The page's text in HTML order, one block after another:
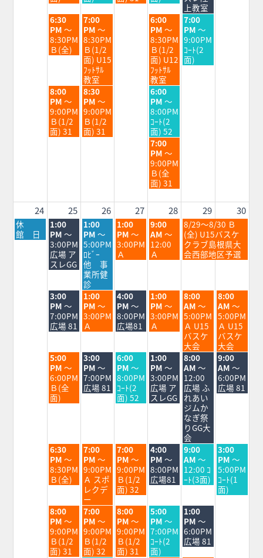
18th
2026
19th
2026
20th
21st
2026
22nd
2026
上教室
火
曜
日,
8
月
6:30
PM ～
8:30PM
Ｂ(全)
水
曜
日,
8
月
19th
2026
7:00
PM ～
8:30PM
Ｂ(1/2
面) U15
ﾌｯﾄｻﾙ
教室
金
曜
日,
8
月
21st
2026
6:00
PM ～
8:30PM
Ｂ(1/2
面) U12
ﾌｯﾄｻﾙ
教室
土
曜
日,
8
月
22nd
7:00
PM ～
9:00PM
ｺｰﾄ(2
面)
火
曜
日,
8
月
18th
8:00
PM ～
9:00PM
Ｂ(1/2
面) 31
水
曜
日,
8
月
19th
8:30
PM ～
9:00PM
Ｂ(1/2
面) 31
金
曜
日,
8
月
21st
2026
6:00
PM ～
8:00PM
ｺｰﾄ(2
面) 52
金
曜
日,
8
月
21st
2026
7:00
PM ～
9:00PM
Ｂ(全
面) 31
24 25 26 27 28 29 30
月
曜
日,
休
館 日
火
曜
日,
8
月
25th
1:00
PM ～
3:00PM
広場 ア
スレGG
水
曜
日,
8
月
26th
2026
1:00
PM ～
5:00PM
ﾛﾋﾞｰ
他 事
業所健
診
木
曜
日,
8
月
1:00
PM ～
3:00PM
Ａ
金
曜
日,
8
月
9:00
AM ～
12:00
Ａ
土
曜
日,
8
月
8/29～8/30 Ｂ
(全) U15バスケ
クラブ島根県大
会西部地区予選
火
曜
日,
8
月
2026
3:00
PM ～
7:00PM
広場 81
水
曜
日,
8
月
2026
1:00
PM ～
3:00PM
Ａ
木
曜
日,
8
月
2026
4:00
PM ～
8:00PM
広場81
金
曜
日,
8
月
2026
1:00
PM ～
3:00PM
Ａ
土
曜
日,
8
月
29th
2026
8:00
AM ～
5:00PM
Ａ U15
バスケ
大会
日
曜
日,
8
月
30th
2026
8:00
AM ～
5:00PM
Ａ U15
バスケ
大会
火
曜
日,
8
月
25th
5:00
PM ～
6:00PM
Ｂ(全
面)
水
曜
日,
8
月
3:00
PM ～
7:00PM
広場 81
木
曜
日,
8
月
27th
6:00
PM ～
8:00PM
ｺｰﾄ(2
面) 52
金
曜
日,
8
月
28th
1:00
PM ～
3:00PM
広場 ア
スレGG
土
曜
日,
8
月
29th
2026
8:00
AM ～
12:00
広場 ふ
れあい
ジムか
なぎ祭
りGG大
会
日
曜
日,
8
月
9:00
AM ～
6:00PM
広場 81
火
曜
日,
8
月
2026
6:30
PM ～
8:30PM
Ｂ(全)
水
曜
日,
8
月
26th
2026
7:00
PM ～
9:00PM
Ａ スポ
レクデ
ー
木
曜
日,
8
月
27th
2026
7:00
PM ～
9:00PM
Ｂ(1/2
面) 32
金
曜
日,
8
月
2026
4:00
PM ～
8:00PM
広場81
土
曜
日,
8
月
2026
9:00
AM ～
12:00 ｺ
ｰﾄ(3面)
日
曜
日,
8
月
30th
3:00
PM ～
5:00PM
ｺｰﾄ(1
面)
火
曜
日,
8
月
8:00
PM ～
9:00PM
Ｂ(1/2
面) 31
水
曜
日,
8
月
7:00
PM ～
9:00PM
Ｂ(1/2
面) 32
木
曜
日,
8
月
8:00
PM ～
9:00PM
Ｂ(1/2
面) 31
金
曜
日,
8
月
5:00
PM ～
7:00PM
ｺｰﾄ(2
面)
土
曜
日,
8
月
1:00
PM ～
6:00PM
広場 81